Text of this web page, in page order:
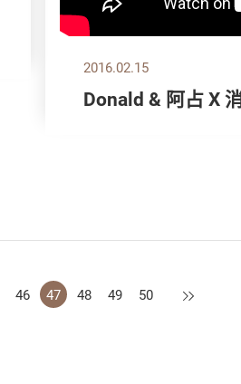
2016.02.15
Donald & 阿占 X
46 47 48 49 50 下一頁